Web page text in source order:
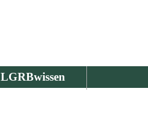
LGRBwissen